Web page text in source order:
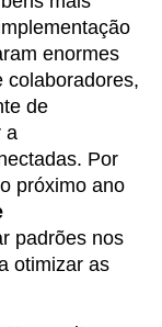
enormes
colaboradores,
de
a
Por
próximo ano
padrões nos
otimizar as